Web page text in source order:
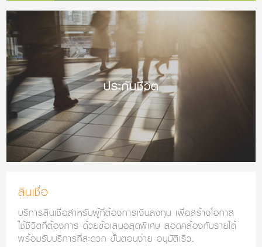
ประกันชีวิต
สินเชื่อ
บริการสินเชื่อสำหรับผู้ที่ต้องการเงินลงทุน เพื่อสร้างโอกาส
ใช้ชีวิตที่ต้องการ ด้วยข้อเสนอสุดพิเศษ สอดคล้องกับรายได้
พร้อมรับบริการที่สะดวก ขั้นตอนง่าย อนุมัติเร็ว.